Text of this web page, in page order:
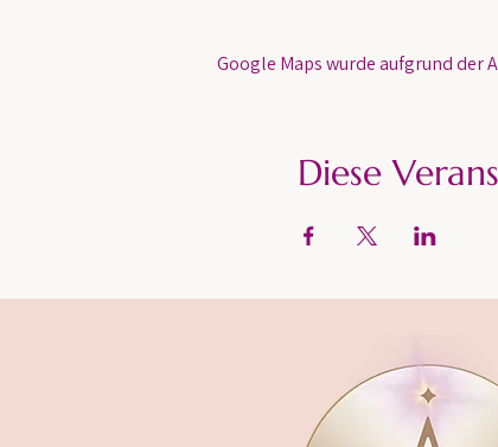
Google Maps wurde aufgrund
Diese